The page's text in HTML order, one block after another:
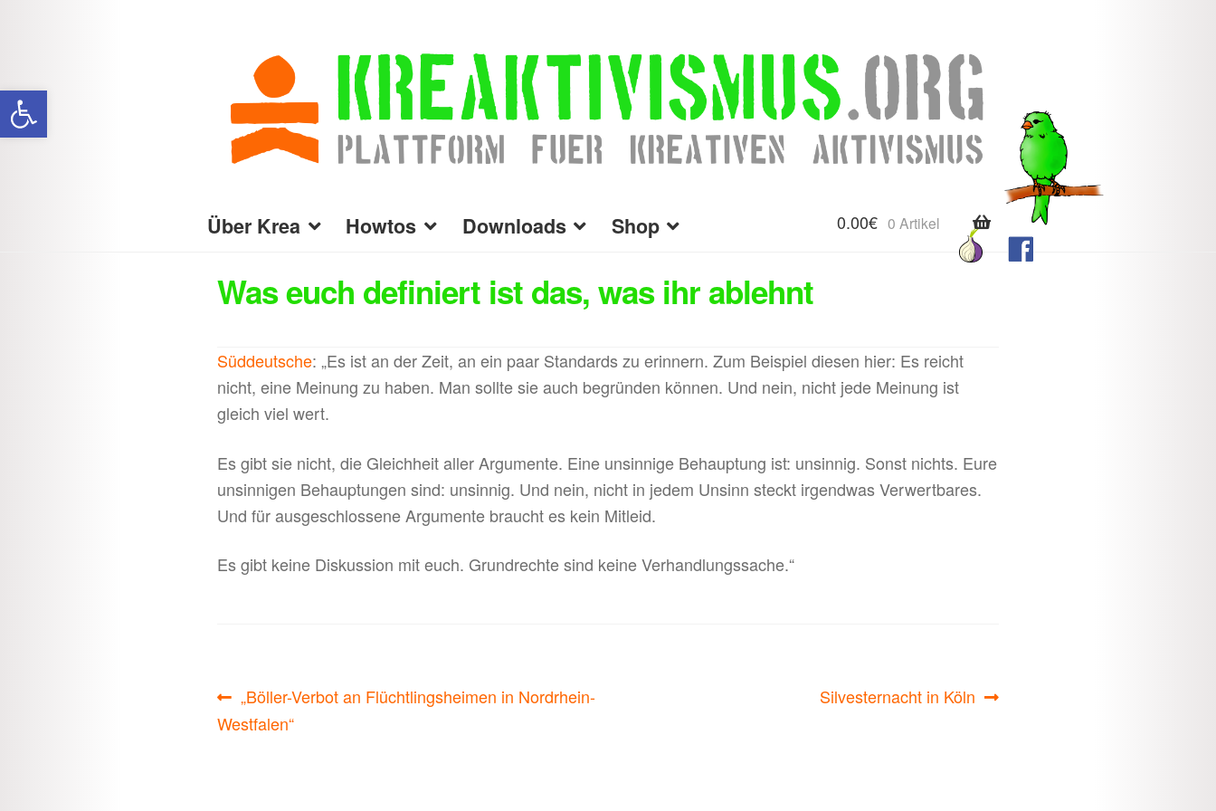
Werkzeugleiste öffnen
Navigation
springen
Inhalt
springen
Über Krea Howtos Downloads Shop 0.00€ 0 Artikel
Was euch definiert ist das, was ihr ablehnt
Süddeutsche: „Es ist an der Zeit, an ein paar Standards zu erinnern. Zum Beispiel diesen hier: Es reicht
nicht, eine Meinung zu haben. Man sollte sie auch begründen können. Und nein, nicht jede Meinung ist
gleich viel wert.
Es gibt sie nicht, die Gleichheit aller Argumente. Eine unsinnige Behauptung ist: unsinnig. Sonst nichts. Eure
unsinnigen Behauptungen sind: unsinnig. Und nein, nicht in jedem Unsinn steckt irgendwas Verwertbares.
Und für ausgeschlossene Argumente braucht es kein Mitleid.
Es gibt keine Diskussion mit euch. Grundrechte sind keine Verhandlungssache.“
Beitragsnavigation
Vorheriger
Beitrag:
„Böller-Verbot an Flüchtlingsheimen in Nordrhein-
Westfalen“
Nächster
Silvesternacht in Köln